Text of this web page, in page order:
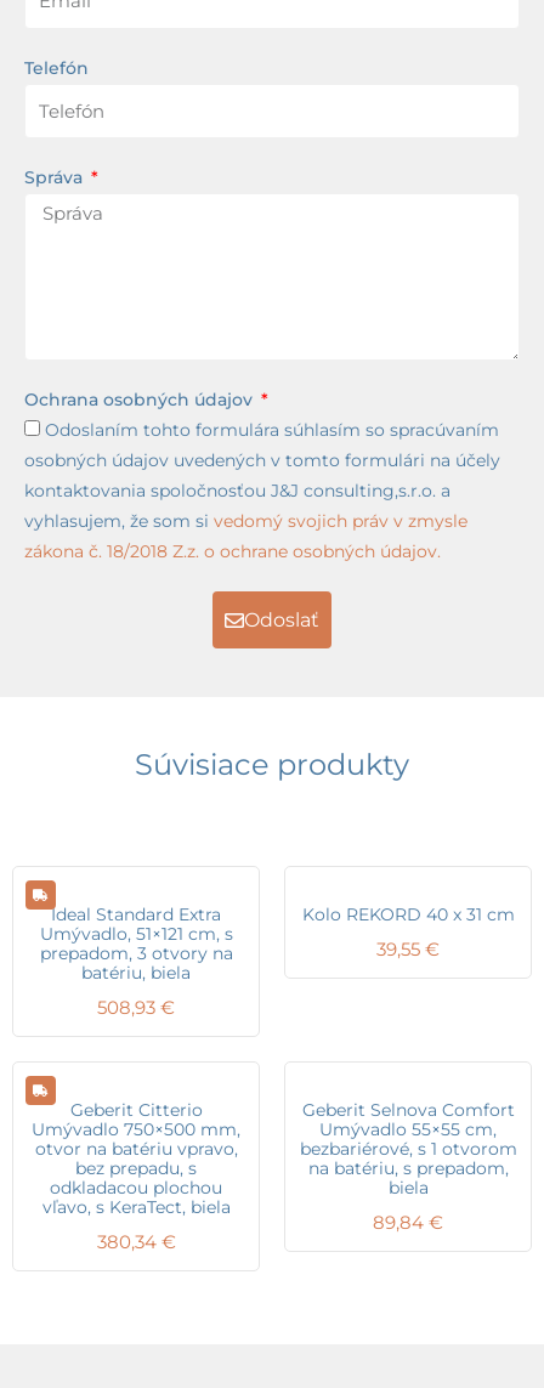
Telefón
Správa
Ochrana osobných údajov
Odoslaním tohto formulára súhlasím so spracúvaním
osobných údajov uvedených v tomto formulári na účely
kontaktovania spoločnosťou J&J consulting,s.r.o. a
vyhlasujem, že som si vedomý svojich práv v zmysle
zákona č. 18/2018 Z.z. o ochrane osobných údajov.
Odoslať
Súvisiace produkty
Ideal Standard Extra
Umývadlo, 51×121 cm, s
prepadom, 3 otvory na
batériu, biela
508,93 €
Kolo REKORD 40 x 31 cm
39,55 €
Geberit Citterio
Umývadlo 750×500 mm,
otvor na batériu vpravo,
bez prepadu, s
odkladacou plochou
vľavo, s KeraTect, biela
380,34 €
Geberit Selnova Comfort
Umývadlo 55×55 cm,
bezbariérové, s 1 otvorom
na batériu, s prepadom,
biela
89,84 €